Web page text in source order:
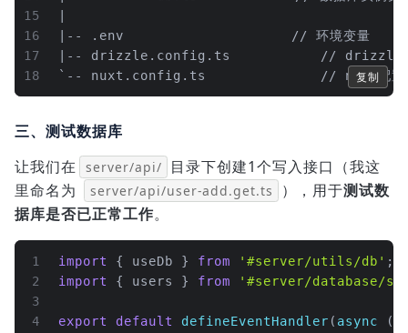
15
16
17
18
|-- .env						// 环境变量
|-- drizzle.config.ts			//
`-- nuxt.config.ts				// nuxt配置
复制
三、测试数据库
让我们在
server/api/
目录下创建1个写入接口（我这
里命名为
server/api/user-add.get.ts ），用于测试数
据库是否已正常工作。
1
2
3
4
import { useDb } from '#server/utils/db' ;
import
{ users } from '#server/database/
export default defineEventHandler ( async